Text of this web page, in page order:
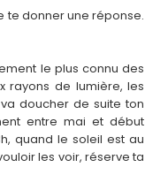
te donner une réponse.
le plus connu des
rayons de lumière, les
doucher de suite ton
entre mai et début
quand le soleil est au
les voir, réserve ta